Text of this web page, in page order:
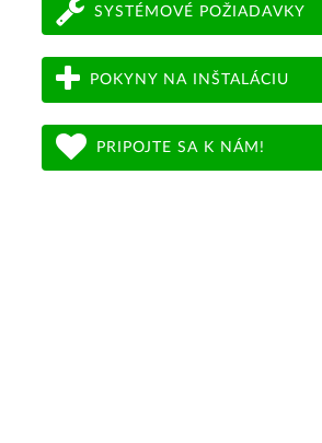
SYSTÉMOVÉ POŽIADAVKY
POKYNY NA INŠTALÁCIU
PRIPOJTE SA K NÁM!